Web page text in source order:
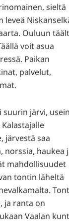
sieltä
leveä
Ouluun
voit asua
Paikan
palvelut,
suurin järvi,
järvestä saa
norssia, haukea
mahdollisuudet
tontin läheltä
ja ranta on
Vaalan